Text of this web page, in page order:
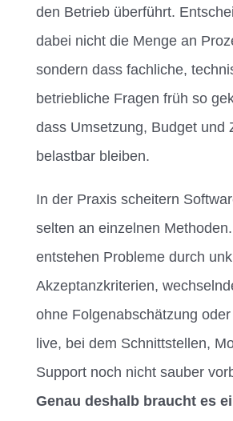
den Betrieb überführt.
dabei nicht die Menge an
sondern dass fachliche,
betriebliche Fragen früh so
dass Umsetzung, Budget und
belastbar bleiben.
In der Praxis scheitern
selten an einzelnen
entstehen Probleme durch
Akzeptanzkriterien,
ohne Folgenabschätzung
live, bei dem Schnittstellen,
Support noch nicht sauber
Genau deshalb braucht es